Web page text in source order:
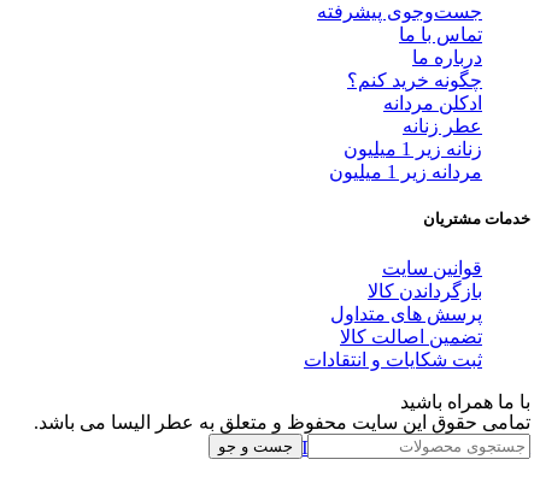
جست‌وجوی پیشرفته
تماس با ما
درباره ما
چگونه خرید کنم؟
ادکلن مردانه
عطر زنانه
زنانه زیر 1 میلیون
مردانه زیر 1 میلیون
خدمات مشتریان
قوانین سایت
بازگرداندن کالا
پرسش های متداول
تضمین اصالت کالا
ثبت شکایات و انتقادات
با ما همراه باشید
Telegram Whatsapp Instagram
تمامی حقوق این سایت محفوظ و متعلق به عطر الیسا می باشد.
جست و جو